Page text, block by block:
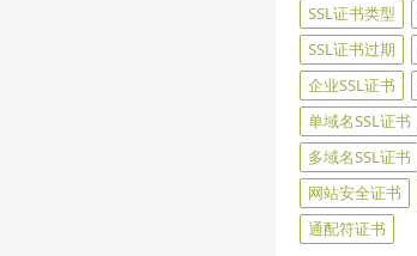
SSL证书类型
SSL证书过期
企业SSL证书
单域名SSL证书
多域名SSL证书
网站安全证书
通配符证书